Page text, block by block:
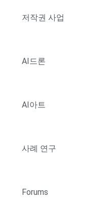
저작권 사업
AI드론
AI아트
사례 연구
Forums